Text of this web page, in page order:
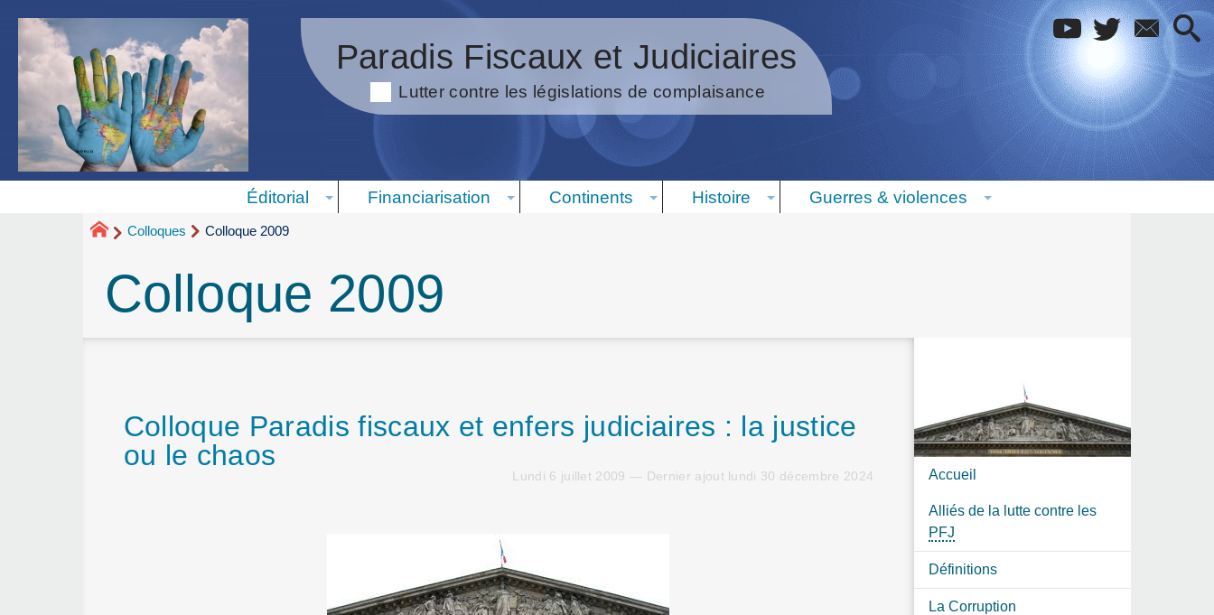
Paradis Fiscaux et Judiciaires
Lutter contre les législations de complaisance
Éditorial Financiarisation Continents Histoire Guerres & violences
Colloques Colloque 2009
Colloque 2009
Colloque Paradis fiscaux et enfers judiciaires : la justice
ou le chaos
Lundi 6 juillet 2009 — Dernier ajout lundi 30 décembre 2024 Accueil
Alliés de la lutte contre les
PFJ
Définitions
La Corruption